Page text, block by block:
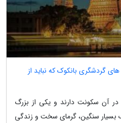
بانکوک ؛ 15 جاذبه های گردشگری بانکوک که نباید از
9 میلیون نفر در آن سکونت دارند و یکی از بزرگ
بسیار سنگین، گرمای سخت و زندگی